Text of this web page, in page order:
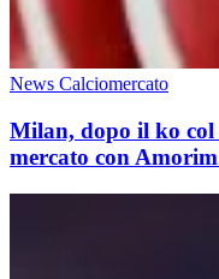
News Calciomercato
Milan, dopo il ko col
mercato con